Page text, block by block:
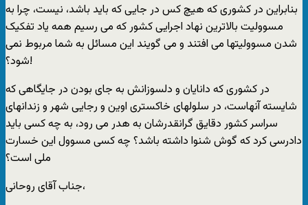
بنابراين در کشوری که هيچ کس در جايی که بايد باشد، نيست، چرا به
مسووليت بالاترين نهاد اجرايی کشور که می رسيم همه ياد تفکيک
شدن مسووليتها می افتند و می گويند اين مسائل به شما مربوط نمی
شود؟!
در کشوری که دانايان و دلسوزانش به جای بودن در جايگاهی که
شايسته آنهاست، در سلولهای خاکستری اوين و رجايی شهر و زندانهای
سراسر کشور دقايق گرانقدرشان به هدر می رود، به چه کسی بايد
دادرسی کرد که گوش شنوا داشته باشد؟ چه کسی مسوول اين خسارت
ملی است؟
جناب آقای روحانی،